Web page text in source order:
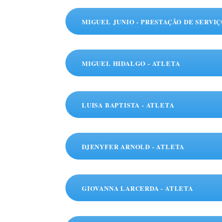
MIGUEL JUNIO - PRESTAÇÃO DE
MIGUEL HIDALGO - ATLETA
LUISA BAPTISTA - ATLETA
DJENYFER ARNOLD - ATLETA
GIOVANNA LARCERDA - ATLETA